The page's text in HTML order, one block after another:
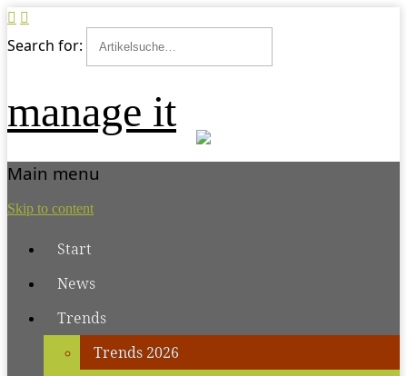
Search for:
manage it
Main menu
Skip to content
Start
News
Trends
Trends 2026